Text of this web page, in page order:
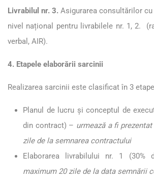
Livrabilul nr. 3. Asigurarea consultărilor
nivel național pentru livrabilele nr. 1, 2.
verbal, AIR).
4. Etapele elaborării sarcinii
Realizarea sarcinii este clasificat în 3
Planul de lucru și conceptul de
din contract) – urmeazăa fi prezentat
zile de la semnarea contractului
Elaborarea livrabilului nr. 1 (30%
maximum 20 zile de la data semnării